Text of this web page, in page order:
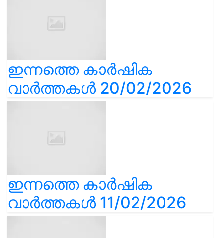
ഇന്നത്തെ കാർഷിക
വാർത്തകൾ 20/02/2026
ഇന്നത്തെ കാർഷിക
വാർത്തകൾ 11/02/2026